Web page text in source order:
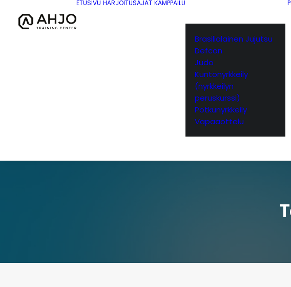
ETUSIVU HARJOITUSAJAT KAMPPAILU
Brasilialainen Jujutsu
Defcon
Judo
Kuntonyrkkeily
(nyrkkeilyn
peruskurssi)
Potkunyrkkeily
Vapaaottelu